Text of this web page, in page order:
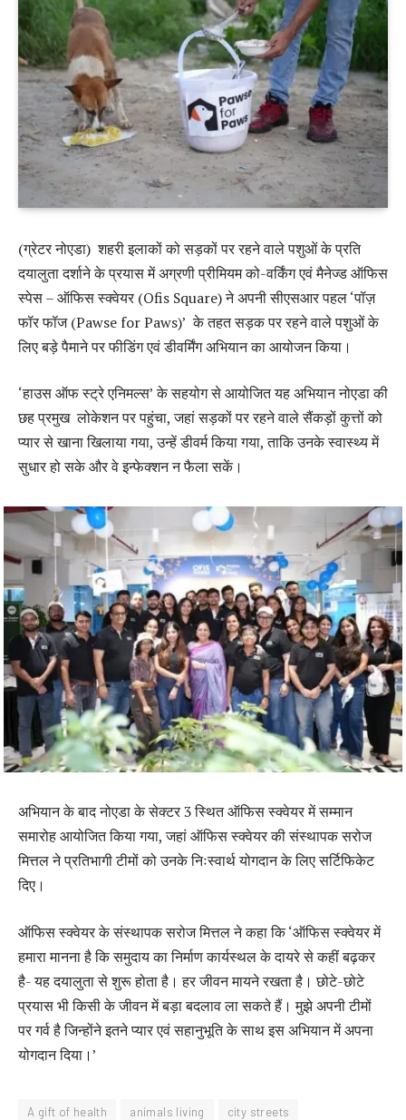
(ग्रेटर नोएडा) शहरी इलाकों को सड़कों पर रहने वाले पशुओं के प्रति
दयालुता दर्शाने के प्रयास में अग्रणी प्रीमियम को-वर्किंग एवं मैनेज्ड ऑफिस
स्पेस – ऑफिस स्क्वेयर (Ofis Square) ने अपनी सीएसआर पहल ‘पॉज़
फॉर फॉज (Pawse for Paws)’ के तहत सड़क पर रहने वाले पशुओं के
लिए बड़े पैमाने पर फीडिंग एवं डीवर्मिंग अभियान का आयोजन किया।
‘हाउस ऑफ स्ट्रे एनिमल्स’ के सहयोग से आयोजित यह अभियान नोएडा की
छह प्रमुख लोकेशन पर पहुंचा, जहां सड़कों पर रहने वाले सैंकड़ों कुत्तों को
प्यार से खाना खिलाया गया, उन्हें डीवर्म किया गया, ताकि उनके स्वास्थ्य में
सुधार हो सके और वे इन्फेक्शन न फैला सकें।
अभियान के बाद नोएडा के सेक्टर 3 स्थित ऑफिस स्क्वेयर में सम्मान
समारोह आयोजित किया गया, जहां ऑफिस स्क्वेयर की संस्थापक सरोज
मित्तल ने प्रतिभागी टीमों को उनके निःस्वार्थ योगदान के लिए सर्टिफिकेट
दिए।
ऑफिस स्क्वेयर के संस्थापक सरोज मित्तल ने कहा कि ‘ऑफिस स्क्वेयर में
हमारा मानना है कि समुदाय का निर्माण कार्यस्थल के दायरे से कहीं बढ़कर
है- यह दयालुता से शुरू होता है। हर जीवन मायने रखता है। छोटे-छोटे
प्रयास भी किसी के जीवन में बड़ा बदलाव ला सकते हैं। मुझे अपनी टीमों
पर गर्व है जिन्होंने इतने प्यार एवं सहानुभूति के साथ इस अभियान में अपना
योगदान दिया।’
A gift of health animals living city streets